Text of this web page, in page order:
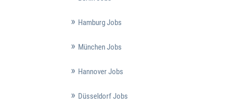
Hamburg Jobs
München Jobs
Hannover Jobs
Düsseldorf Jobs